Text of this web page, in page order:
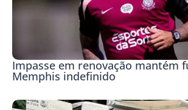
Impasse em renovação mantém
Memphis indefinido